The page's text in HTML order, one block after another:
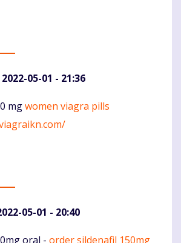
2022-05-01 - 21:36
mgwomen viagra pills
05-01 - 20:40
oral - order sildenafil 150mg